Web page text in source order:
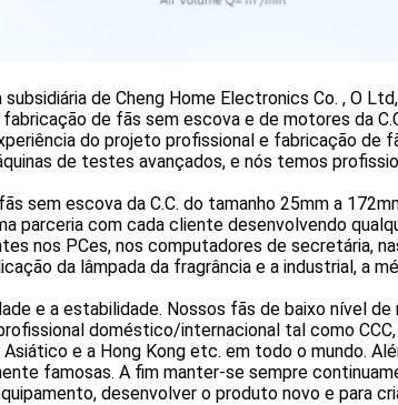
de Cheng Home Electronics Co. , O
de fãs sem escova e de motores da
do projeto profissional e fabricação de
de testes avançados, e nós temos
sem escova da C.C. do tamanho 25mm a
parceria com cada cliente desenvolvendo
nos PCes, nos computadores de secretária,
da lâmpada da fragrância e a industrial, a
e a estabilidade. Nossos fãs de baixo nível
doméstico/internacional tal como CCC,
Asiático e a Hong Kong etc. em todo o mundo.
famosas. A fim manter-se sempre
desenvolver o produto novo e para